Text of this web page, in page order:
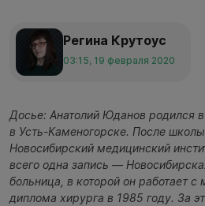
Регина Крутоус
03:15, 19 февраля 2020
Досье: Анатолий Юданов родился в
в Усть-Каменогорске. После
Новосибирский медицинский
всего одна запись —
больница, в которой он работает с
диплома хирурга в 1985 году. За